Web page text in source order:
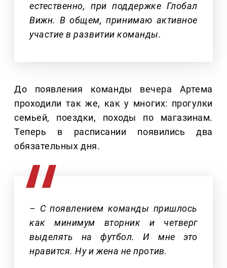
естественно, при поддержке Глобал
Вижн. В общем, принимаю активное
участие в развитии команды.
До появления команды вечера Артема
проходили так же, как у многих: прогулки
семьей, поездки, походы по магазинам.
Теперь в расписании появились два
обязательных дня.
– С появлением команды пришлось
как минимум вторник и четверг
выделять на футбол. И мне это
нравится. Ну и жена не против.